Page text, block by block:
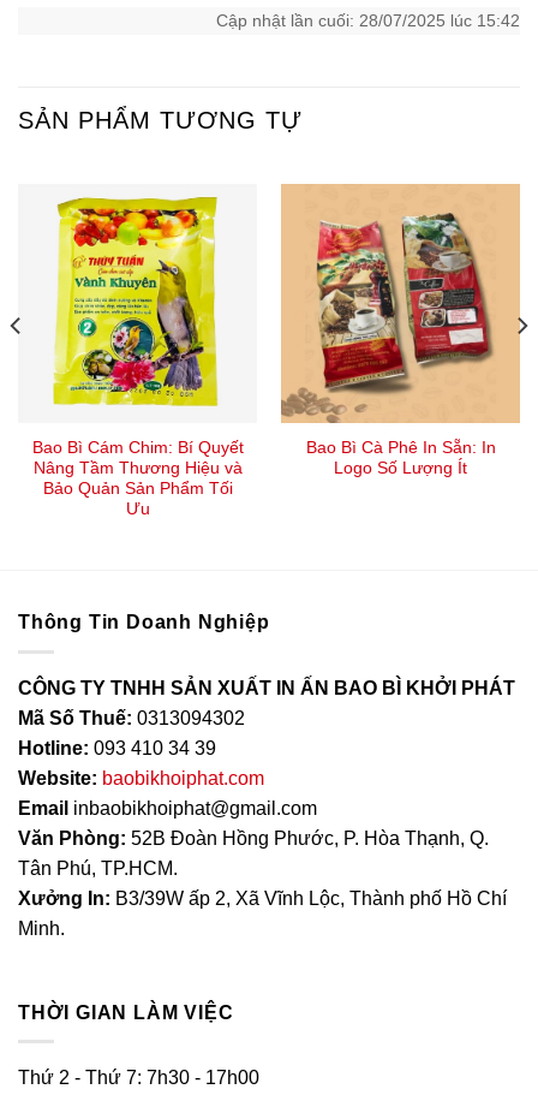
Cập nhật lần cuối: 28/07/2025 lúc 15:42
SẢN PHẨM TƯƠNG TỰ
Bao Bì Cám Chim: Bí Quyết
Nâng Tầm Thương Hiệu và
Bảo Quản Sản Phẩm Tối
Ưu
Bao Bì Cà Phê In Sẵn: In
Logo Số Lượng Ít
Thông Tin Doanh Nghiệp
CÔNG TY TNHH SẢN XUẤT IN ẤN BAO BÌ KHỞI PHÁT
Mã Số Thuế: 0313094302
Hotline: 093 410 34 39
Website: baobikhoiphat.com
Email inbaobikhoiphat@gmail.com
Văn Phòng: 52B Đoàn Hồng Phước, P. Hòa Thạnh, Q.
Tân Phú, TP.HCM.
Xưởng In: B3/39W ấp 2, Xã Vĩnh Lộc, Thành phố Hồ Chí
Minh.
THỜI GIAN LÀM VIỆC
Thứ 2 - Thứ 7: 7h30 - 17h00